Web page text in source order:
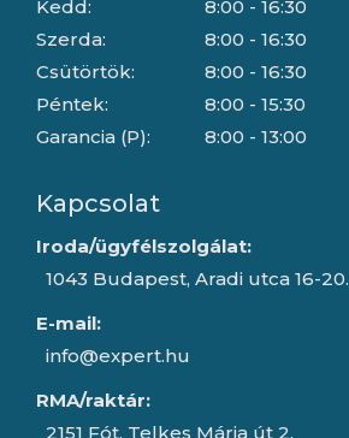
Kedd:
Szerda:
Csütörtök:
Péntek:
Garancia (P):
8:00 - 16:30
8:00 - 16:30
8:00 - 16:30
8:00 - 15:30
8:00 - 13:00
Kapcsolat
Iroda/ügyfélszolgálat:
1043 Budapest, Aradi utca 16-20.
E-mail:
info@expert.hu
RMA/raktár:
2151 Fót, Telkes Mária út 2.